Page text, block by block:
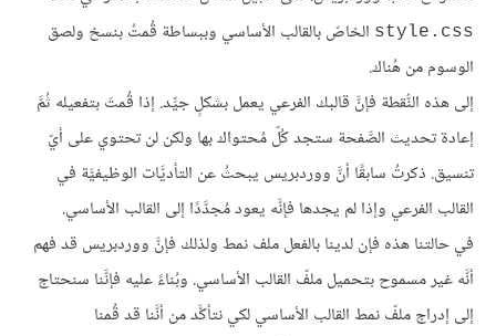
style.css الخاصّ بالقالب الأساسي وببساطة قُمتُ بنسخ ولصق
الوسوم من هُناك.
إلى هذه النُّقطة فإنَّ قالبك الفرعي يعمل بشكلٍ جيِّد. إذا قُمتَ بتفعيله ثُمَّ
إعادة تحديث الصَّفحة ستجد كُلّ مُحتواك بها ولكن لن تحتوي على أيّ
تنسيق. ذكرتُ سابقًا أنَّ ووردبريس يبحثُ عن التأديَّات الوظيفيَّة في
القالب الفرعي وإذا لم يجدها فإنَّه يعود مُجدَّدًا إلى القالب الأساسي.
في حالتنا هذه فإن لدينا بالفعل ملف نمط ولذلك فإنَّ ووردبريس قد فهم
أنَّه غير مسموح بتحميل ملفّ القالب الأساسي. وبُناءً عليه فإنَّنا سنحتاج
إلى إدراج ملفّ نمط القالب الأساسي لكي نتأكَّد من أنَّنا قد قُمنا